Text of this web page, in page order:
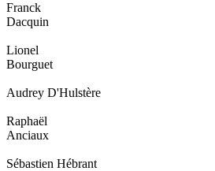
Franck
Dacquin
Lionel
Bourguet
Audrey D'Hulstère
Raphaël
Anciaux
Sébastien Hébrant